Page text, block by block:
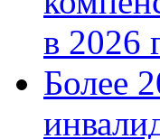
в 2026
Более